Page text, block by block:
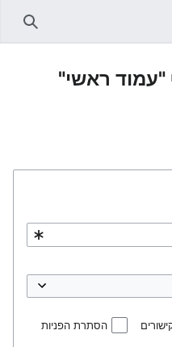
ראשי"
הסתרת הפניות